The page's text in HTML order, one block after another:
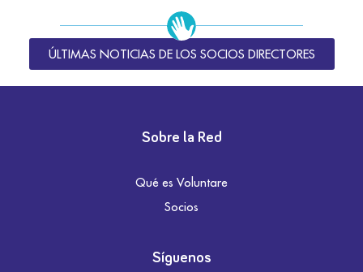
ÚLTIMAS NOTICIAS DE LOS SOCIOS DIRECTORES
Sobre la Red
Qué es Voluntare
Socios
Síguenos